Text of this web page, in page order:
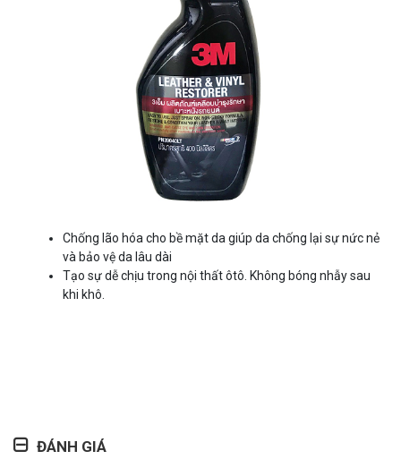
Chống lão hóa cho bề mặt da giúp da chống lại sự nức nẻ
và bảo vệ da lâu dài
Tạo sự dễ chịu trong nội thất ôtô. Không bóng nhẫy sau
khi khô.
ĐÁNH GIÁ